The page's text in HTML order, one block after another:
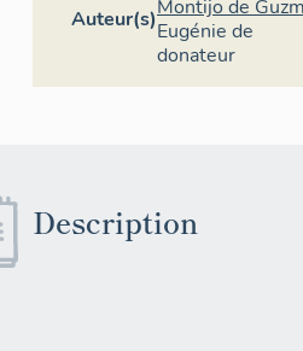
Auteur(s)Montijo de
Eugénie de
donateur
Description